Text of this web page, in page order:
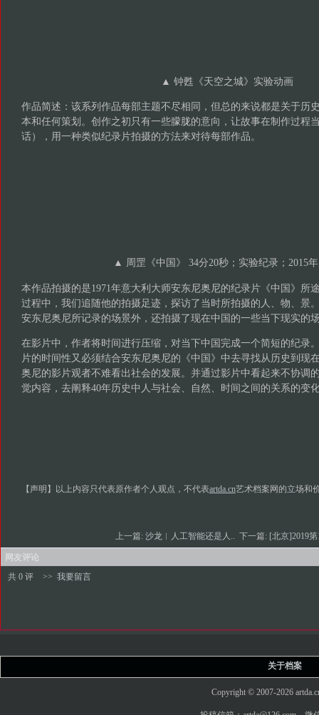
▲ 钟甦《天空之城》实验动画
作品简述：该系列作品每部主题不尽相同，但总的来说都是关于历
本和任何策划。创作之初只有一些朦胧的意向，让故事在制作过程
话），用一种类似纪录片拍摄的方法来对待每部作品。
▲ 周罡《中国》 34分20秒；实验纪录；2015
本作品拍摄的是1971年意大利大师安东尼奥尼的纪录片《中国》所
过程中，我们追随他的拍摄足迹，探访了当时所拍摄的人、物、景
安东尼奥尼所记录的场景外，还拍摄了现在中国的一些当下现实的
在影片中，作者将时间进行压缩，对当下中国完成一个简短的纪录
片的时间性又必须结合安东尼奥尼的《中国》中去寻找从历史到现
奥尼的影片观者不难看出社会的发展。并通过影片中看起来不协调
觉内容，去阐释40年历史中人与社会、自然、时间之间的关系的变
【声明】以上内容只代表原作者个人观点，不代表artda.cn艺术档案网的立场和
上一篇:沙龙︱人工智能还是人.. 下一篇: [北京]2019
网友评论
共 0 评
>> 我要留言
关于档案
Copyright © 2007-2026